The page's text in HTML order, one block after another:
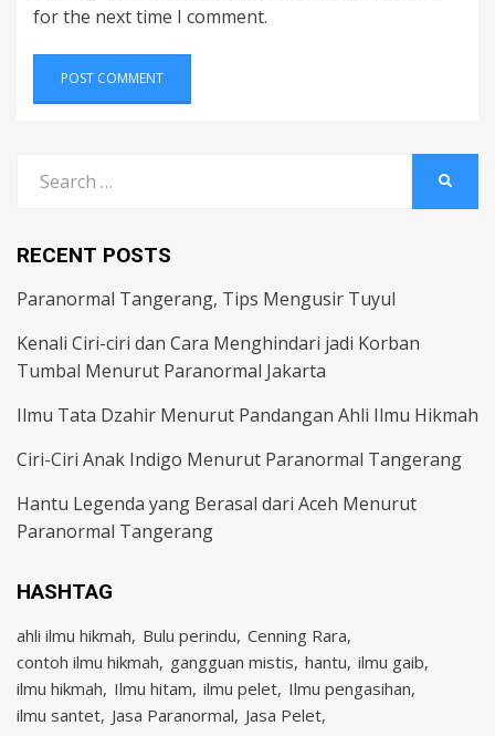
for the next time I comment.
for:
RECENT POSTS
Paranormal Tangerang, Tips Mengusir Tuyul
Kenali Ciri-ciri dan Cara Menghindari jadi Korban
Tumbal Menurut Paranormal Jakarta
Ilmu Tata Dzahir Menurut Pandangan Ahli Ilmu Hikmah
Ciri-Ciri Anak Indigo Menurut Paranormal Tangerang
Hantu Legenda yang Berasal dari Aceh Menurut
Paranormal Tangerang
HASHTAG
ahli ilmu hikmah Bulu perindu Cenning Rara
contoh ilmu hikmah gangguan mistis hantu ilmu gaib
ilmu hikmah Ilmu hitam ilmu pelet Ilmu pengasihan
ilmu santet Jasa Paranormal Jasa Pelet